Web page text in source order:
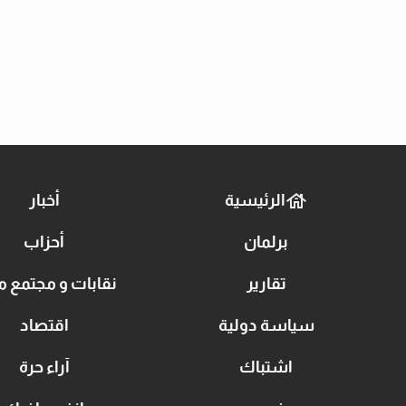
الرئيسية أخبار
برلمان أحزاب
تقارير نقابات و مجتمع
سياسة دولية اقتصاد
اشتباك آراء حرة